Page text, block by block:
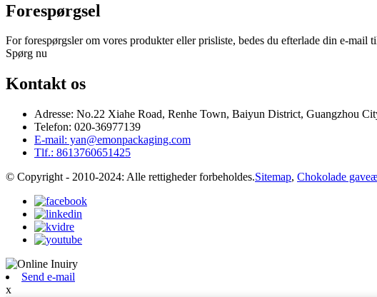
Forespørgsel
For forespørgsler om vores produkter eller prisliste, bedes du efterlade din e-
Spørg nu
Kontakt os
Adresse: No.22 Xiahe Road, Renhe Town, Baiyun District, Guangzhou
Telefon: 020-36977139
E-mail: yan@emonpackaging.com
Tlf.: 8613760651425
© Copyright - 2010-2024: Alle rettigheder forbeholdes.Sitemap, Chokolade
Send e-mail
x